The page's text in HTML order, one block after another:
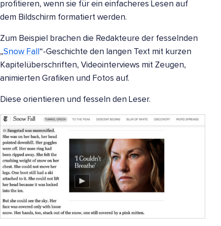
profitieren, wenn sie für ein einfacheres Lesen auf
dem Bildschirm formatiert werden.
Zum Beispiel brachen die Redakteure der fesselnden
„Snow Fall“-Geschichte den langen Text mit kurzen
Kapitelüberschriften, Videointerviews mit Zeugen,
animierten Grafiken und Fotos auf.
Diese orientieren und fesseln den Leser.